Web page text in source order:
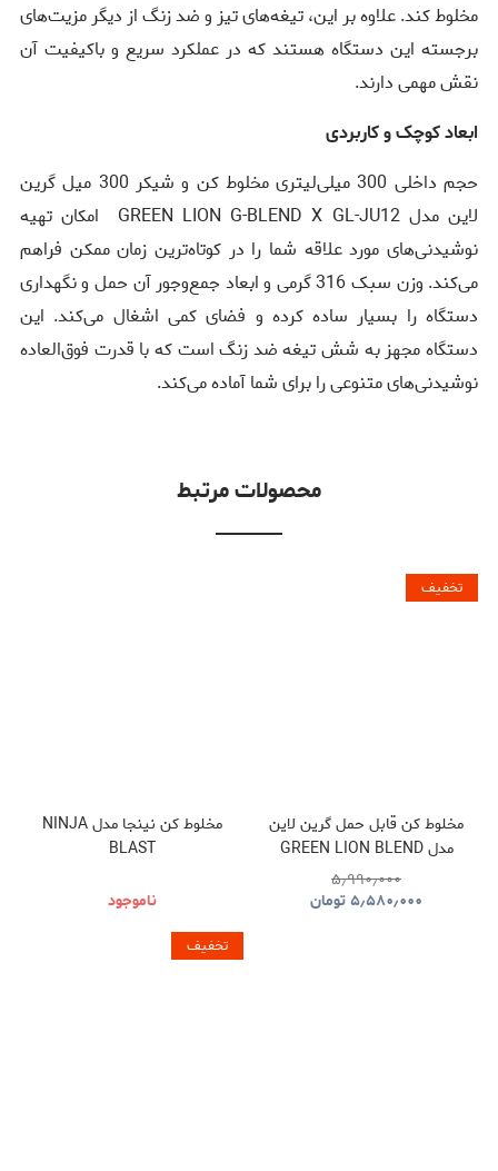
مخلوط کند. علاوه بر این، تیغه‌های تیز و ضد زنگ از دیگر مزیت‌های
برجسته این دستگاه هستند که در عملکرد سریع و باکیفیت آن
نقش مهمی دارند.
ابعاد کوچک و کاربردی
حجم داخلی 300 میلی‌لیتری مخلوط کن و شیکر 300 میل گرین
لاین مدل GREEN LION G-BLEND X GL-JU12 امکان تهیه
نوشیدنی‌های مورد علاقه شما را در کوتاه‌ترین زمان ممکن فراهم
می‌کند. وزن سبک 316 گرمی و ابعاد جمع‌وجور آن حمل و نگهداری
دستگاه را بسیار ساده کرده و فضای کمی اشغال می‌کند. این
دستگاه مجهز به شش تیغه ضد زنگ است که با قدرت فوق‌العاده
نوشیدنی‌های متنوعی را برای شما آماده می‌کند.
محصولات مرتبط
تخفیف
مخلوط کن قابل حمل گرین لاین
مدل GREEN LION BLEND
MAX PORTABLE JUICER
GNBLNDMXPJWH
۵٫۹۹۰٫۰۰۰
۵٫۵۸۰٫۰۰۰تومان
مخلوط کن نینجا مدل NINJA
BLAST
ناموجود
تخفیف